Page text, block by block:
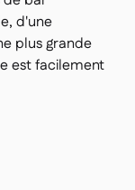
d'une
plus grande
est facilement